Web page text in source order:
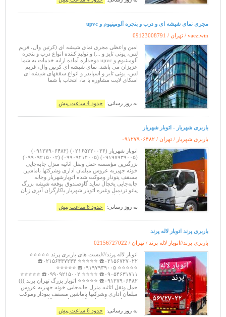
مجری نمای شیشه ای و درب و پنجره آلومینیوم و upvc
vaeziwin / تهران /
09123008791
امین واعظی مجری نمای شیشه ای (کرتین وال، فریم
لس، یونی تایز و ...) و تولید کننده انواع درب و پنجره
آلومینیوم و upvc دوجداره آماده ارایه خدمات به شما
عزیزان می باشد. نمای شیشه ای کرتین وال، فریم
لس، یونی تایز و اسپایدر و انواع سقفهای شیشه ای
اسکای لایت مشاوره با ما، انتخاب با شما
به روز رسانی: حدود 4 ساعت پیش
باربری شهریار - اتوبار شهریار
باربری شهریار / تهران / ۰۹۱۲۷۹۰۶۴۸۲
اتوبار شهریار (۰۲۱۶۵۲۲۰۰۳۶) (۰۹۱۲۷۹۰۶۴۸۲)
(۰۹۱۹۷۹۳۹۰۰۵) (۰۹۹۰۹۲۱۴۰۰۵) (۰۹۹۰۹۲۱۵۰۰۲)
بزرگترین مؤسسه حمل ونقل اثاثیه منزل جابه‌جایی
خونه جهیزیه عروس مبلمان اداری وشرکتها باماشین
مسقف پتودار وموکت شده اتوبارشهریار وجابه
جابه‌جایی یخچال ساید گاوصندوق بوفعه شیشه بزرگ
پیانو تردمیل وغیره اتوبار شهریار باکارگران آذری زبان
وخوش اخلاق بسته‌بندی تضمینی اتوبار شهریار حمل
ونقل اثاثیه منزل جابه‌جایی اسباب
به روز رسانی: حدود 6 ساعت پیش
باربری پرند اتوبار لاله پرند
باربری پرند//اتوبار لاله پرند / تهران / 02156727022
اتوبار لاله پرند///لیست های باربری پرند ⭐⭐⭐⭐⭐
۰۲۱۵۶۷۲۷۰۲۲☎️ ⭐⭐⭐⭐⭐ ۰۲۱۵۶۴۳۷۲۴۴☎️
⭐⭐⭐⭐⭐ ۰۹۱۹۷۹۳۹۰۰۵☎️ ⭐⭐⭐⭐⭐
۰۹۰۵۴۶۳۱۷۱۱☎️ ⭐⭐⭐⭐ ۰۹۹۰۹۲۱۵۰۰۲☎️ ⭐⭐⭐⭐⭐
۰۹۱۲۷۹۰۶۴۸۲☎️ ⭐⭐⭐⭐⭐ اتوبار بزرگ تهران پرند )))
حمل ونقل اثاثیه منزل جابه‌جایی خونه جهیزیه عروس
مبلمان اداری وشرکتها باماشین مسقف پتودار وموکت
شده خاور نیسان وانت کامیون ایسوزو کامیونت
شهروشهرستان شبانه روز بامجوزرسمی ازاتحادیه
بابیمه وبارن
به روز رسانی: حدود 6 ساعت پیش